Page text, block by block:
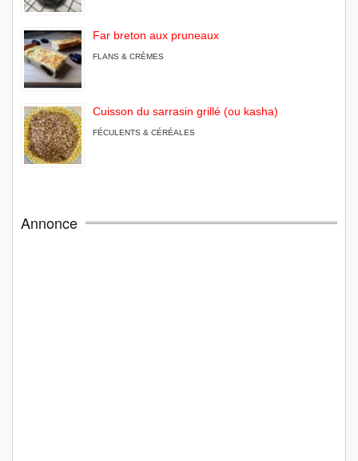
Far breton aux pruneaux
FLANS & CRÈMES
Cuisson du sarrasin grillé (ou kasha)
FÉCULENTS & CÉRÉALES
Annonce